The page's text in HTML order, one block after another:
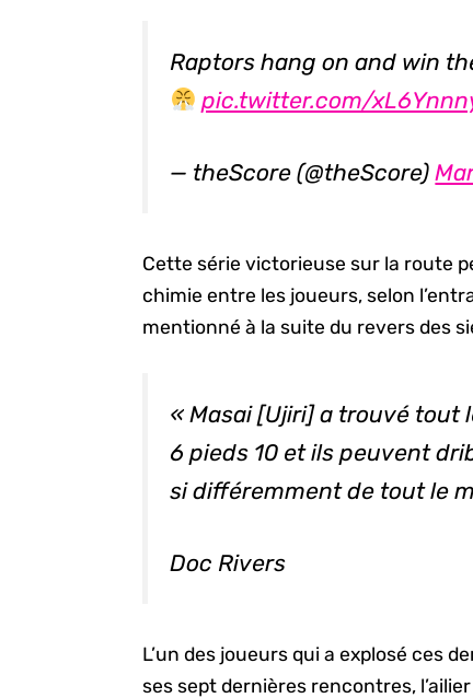
Raptors hang on and win
pic.twitter.com/
— theScore (@theScore)
Cette série victorieuse sur la route
chimie entre les joueurs, selon
mentionné à la suite du revers des
« Masai [Ujiri] a trouvé tout
6 pieds 10 et ils peuvent
si différemment de tout le
Doc Rivers
L’un des joueurs qui a explosé ces
ses sept dernières rencontres,